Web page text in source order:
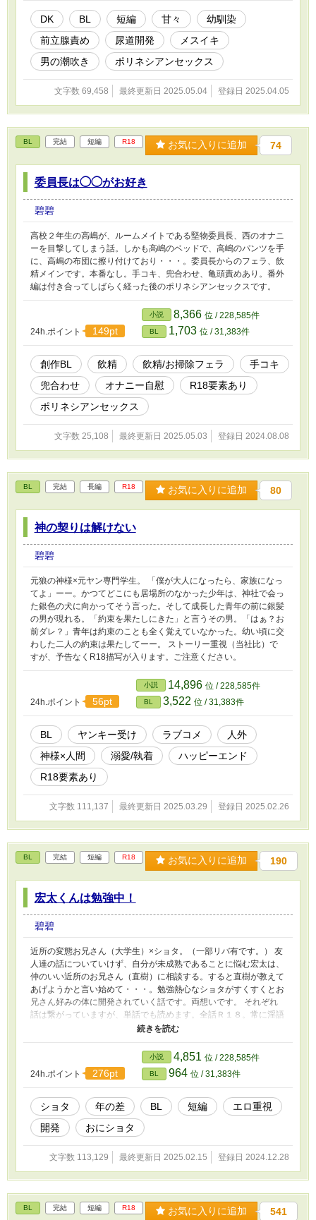
DK BL 短編 甘々
幼馴染
前立腺責め
尿道開発
メスイキ
男の潮吹き
ポリネシアンセックス
文字数 69,458 最終更新日 2025.05.04 登録日 2025.04.05
BL 完結 短編 R18 お気に入りに追加 74
委員長は◯◯がお好き
碧碧
高校２年生の高嶋が、ルームメイトである堅物委員長、西のオナニ
ーを目撃してしまう話。しかも高嶋のベッドで、高嶋のパンツを手
に、高嶋の布団に擦り付けており・・・。委員長からのフェラ、飲
精メインです。本番なし。手コキ、兜合わせ、亀頭責めあり。番外
編は付き合ってしばらく経った後のポリネシアンセックスです。
24h.ポイント 149pt
小説 8,366 位 / 228,585件
BL 1,703 位 / 31,383件
創作BL 飲精 飲精/お掃除フェラ
手コキ
兜合わせ
オナニー自慰
R18要素あり
ポリネシアンセックス
文字数 25,108 最終更新日 2025.05.03 登録日 2024.08.08
BL 完結 長編 R18 お気に入りに追加 80
神の契りは解けない
碧碧
元狼の神様×元ヤン専門学生。 「僕が大人になったら、家族になっ
てよ」ーー。かつてどこにも居場所のなかった少年は、神社で会っ
た銀色の犬に向かってそう言った。そして成長した青年の前に銀髪
の男が現れる。「約束を果たしにきた」と言うその男。「はぁ？お
前ダレ？」青年は約束のことも全く覚えていなかった。幼い頃に交
わした二人の約束は果たしてーー。 ストーリー重視（当社比）で
すが、予告なくR18描写が入ります。ご注意ください。
24h.ポイント 56pt
小説 14,896 位 / 228,585件
BL 3,522 位 / 31,383件
BL ヤンキー受け ラブコメ
人外
神様×人間
溺愛/執着
ハッピーエンド
R18要素あり
文字数 111,137 最終更新日 2025.03.29 登録日 2025.02.26
BL 完結 短編 R18 お気に入りに追加 190
宏太くんは勉強中！
碧碧
近所の変態お兄さん（大学生）×ショタ。（一部リバ有です。） 友
人達の話についていけず、自分が未成熟であることに悩む宏太は、
仲のいい近所のお兄さん（直樹）に相談する。すると直樹が教えて
あげようかと言い始めて・・・。勉強熱心なショタがすくすくとお
兄さん好みの体に開発されていく話です。両想いです。 それぞれ
話は繋がっていますが、単話でも読めます。全話Ｒ１８。常に淫語
がモロで出ます。R１８プレイの内容はページの最初に記載するの
24h.ポイント 276pt
小説 4,851 位 / 228,585件
BL 964 位 / 31,383件
ショタ 年の差 BL 短編
エロ重視
開発
おにショタ
文字数 113,129 最終更新日 2025.02.15 登録日 2024.12.28
BL 完結 短編 R18 お気に入りに追加 541